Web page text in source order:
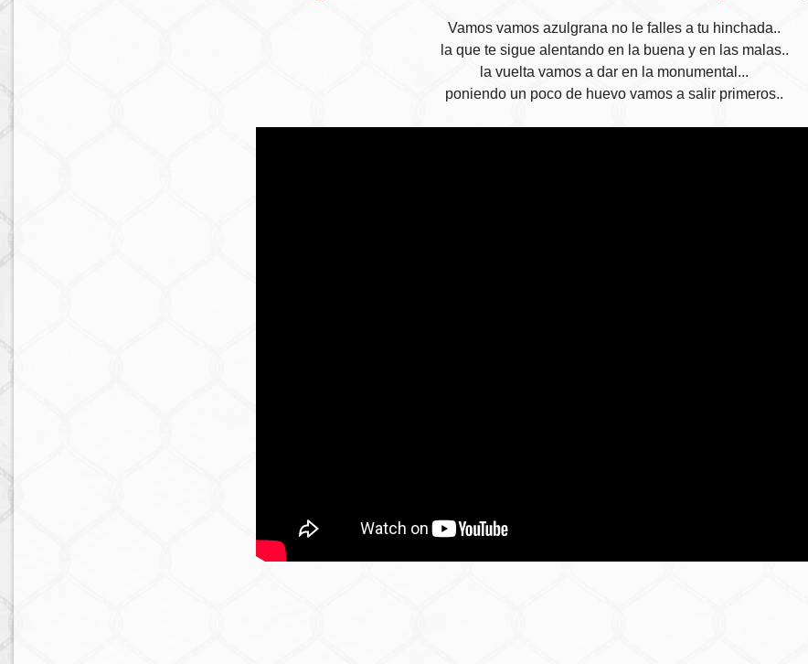
Vamos vamos azulgrana no le falles a tu hinchada..
la que te sigue alentando en la buena y en las malas..
la vuelta vamos a dar en la monumental...
poniendo un poco de huevo vamos a salir primeros..